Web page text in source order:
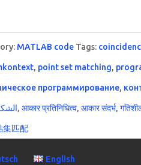
MATLAB code Tags:
, point set matching,
программирование,
,आकार प्रतिनिधित्व,आकार संदर्भ,
集匹配
English